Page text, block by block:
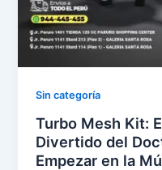
Sin categoría
Turbo Mesh Kit:
Divertido del
Empezar en la